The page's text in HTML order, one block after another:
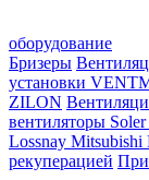
оборудование
Бризеры
установки
ZILON
вентиляторы Soler
Lossnay Mitsubishi
рекуперацией